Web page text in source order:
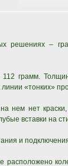
решениях –
112 грамм.
«тонких»
нем нет
вставки на
и
расположено